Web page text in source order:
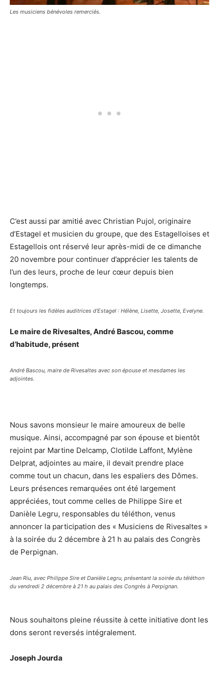
Les musiciens bénévoles remerciés.
C’est aussi par amitié avec Christian Pujol, originaire
d’Estagel et musicien du groupe, que des Estagelloises et
Estagellois ont réservé leur après-midi de ce dimanche
20 novembre pour continuer d’apprécier les talents de
l’un des leurs, proche de leur cœur depuis bien
longtemps.
Et toujours les fidèles auditrices d’Estagel : Hélène, Lisette, Josette, Evelyne.
Le maire de Rivesaltes, André Bascou, comme
d’habitude, présent
André Bascou, maire de Rivesaltes avec son épouse et mesdames les
adjointes.
Nous savons monsieur le maire amoureux de belle
musique. Ainsi, accompagné par son épouse et bientôt
rejoint par Martine Delcamp, Clotilde Laffont, Mylène
Delprat, adjointes au maire, il devait prendre place
comme tout un chacun, dans les espaliers des Dômes.
Leurs présences remarquées ont été largement
appréciées, tout comme celles de Philippe Sire et
Danièle Legru, responsables du téléthon, venus
annoncer la participation des « Musiciens de Rivesaltes »
à la soirée du 2 décembre à 21 h au palais des Congrès
de Perpignan.
Jean Riu, avec Philippe Sire et Danièle Legru, présentant la soirée du téléthon
du vendredi 2 décembre à 21 h au palais des Congrès à Perpignan.
Nous souhaitons pleine réussite à cette initiative dont les
dons seront reversés intégralement.
Joseph Jourda